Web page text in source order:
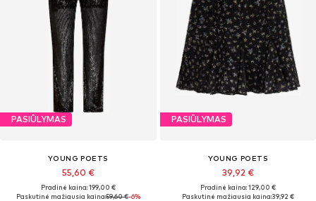
PASIŪLYMAS
YOUNG POETS
55,60 €
Pradinė kaina: 199,00 €
Paskutinė mažiausia kaina:59,60 €-6%
PASIŪLYMAS
YOUNG POETS
39,92 €
Pradinė kaina: 129,00 €
Paskutinė mažiausia kaina:39,92 €